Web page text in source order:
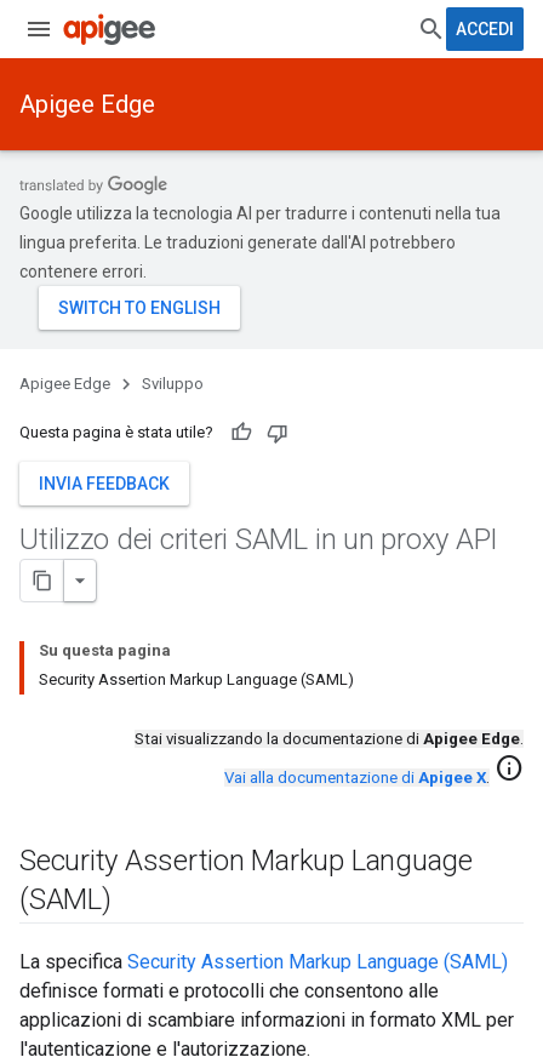
ACCEDI
Apigee Edge
Google utilizza la tecnologia AI per tradurre i contenuti nella tua
lingua preferita. Le traduzioni generate dall'AI potrebbero
contenere errori.
Apigee Edge Sviluppo
Questa pagina è stata utile?
INVIA FEEDBACK
Utilizzo dei criteri SAML in un proxy API
Su questa pagina
Security Assertion Markup Language (SAML)
Stai visualizzando la documentazione di Apigee Edge.
Vai alla documentazione di Apigee X. info
Security Assertion Markup Language
(SAML)
La specifica Security Assertion Markup Language (SAML)
definisce formati e protocolli che consentono alle
applicazioni di scambiare informazioni in formato XML per
l'autenticazione e l'autorizzazione.